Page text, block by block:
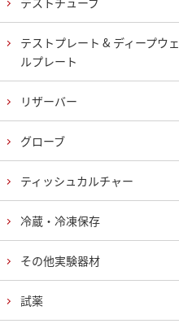
テストプレート & ディープウェ
ルプレート
リザーバー
グローブ
ティッシュカルチャー
冷蔵・冷凍保存
その他実験器材
試薬